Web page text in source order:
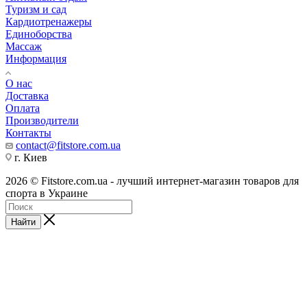
Туризм и сад
Кардиотренажеры
Единоборства
Массаж
Информация
О нас
Доставка
Оплата
Производители
Контакты
contact@fitstore.com.ua
г. Киев
2026 © Fitstore.com.ua - лучший интернет-магазин товаров для
спорта в Украине
Найти